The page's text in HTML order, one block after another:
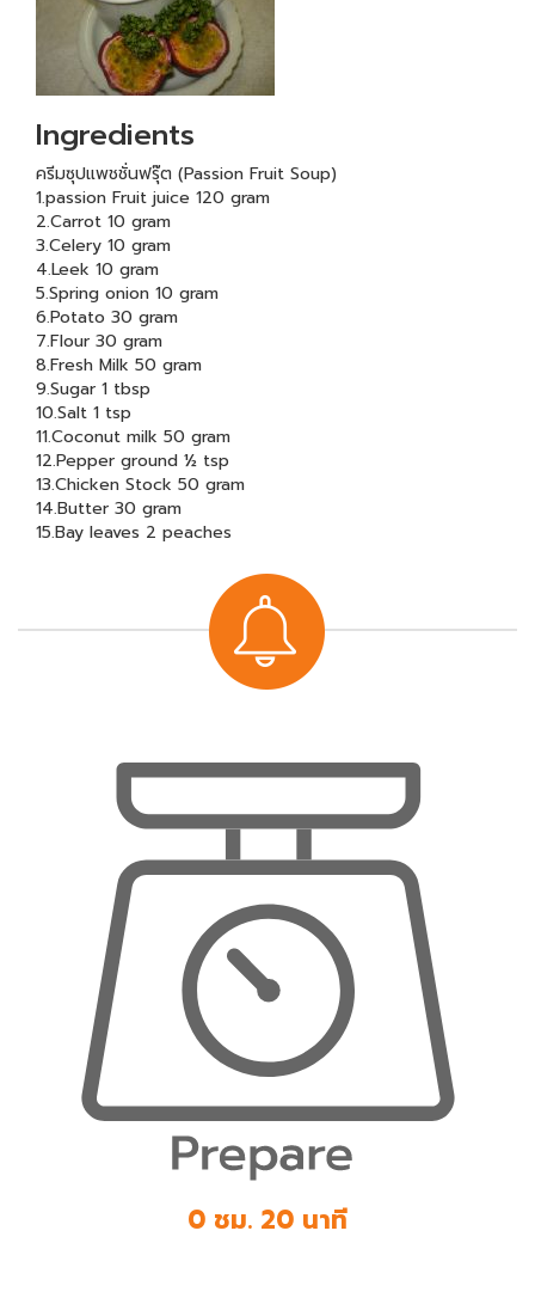
Ingredients
ครีมซุปแพชชั่นฟรุ๊ต (Passion Fruit Soup)
1.passion Fruit juice 120 gram
2.Carrot 10 gram
3.Celery 10 gram
4.Leek 10 gram
5.Spring onion 10 gram
6.Potato 30 gram
7.Flour 30 gram
8.Fresh Milk 50 gram
9.Sugar 1 tbsp
10.Salt 1 tsp
11.Coconut milk 50 gram
12.Pepper ground ½ tsp
13.Chicken Stock 50 gram
14.Butter 30 gram
15.Bay leaves 2 peaches
0 ชม. 20 นาที